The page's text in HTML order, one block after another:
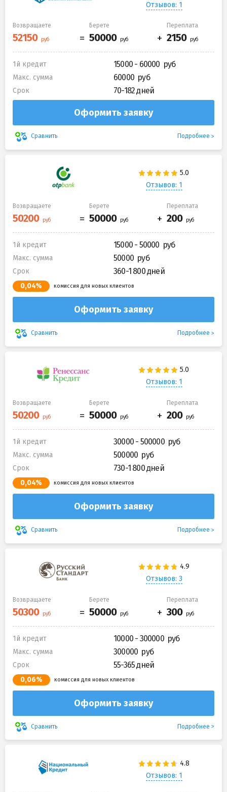
Отзывов: 1
Возвращаете Берете Переплата
1й кредит 15000 - 60000
Макс. сумма 60000
Срок 70-182 дней
Оформить заявку
Сравнить Подробнее
Отзывов: 1
Возвращаете Берете Переплата
1й кредит 15000 - 50000
Макс. сумма 50000
Срок 360-1 800 дней
0,04% комиссия для новых клиентов
Оформить заявку
Сравнить Подробнее
Отзывов: 1
Возвращаете Берете Переплата
1й кредит 30000 - 500000
Макс. сумма 500000
Срок 730-1 800 дней
0,04% комиссия для новых клиентов
Оформить заявку
Сравнить Подробнее
Отзывов: 3
Возвращаете Берете Переплата
1й кредит 10000 - 300000
Макс. сумма 300000
Срок 55-365 дней
0,06% комиссия для новых клиентов
Оформить заявку
Сравнить Подробнее
Отзывов: 1